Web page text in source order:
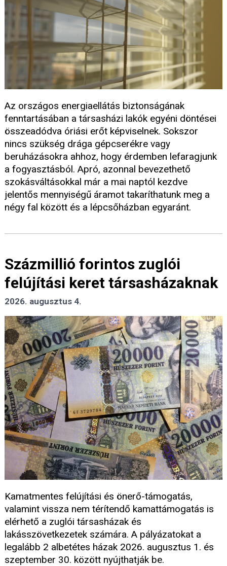
Az országos energiaellátás biztonságának
fenntartásában a társasházi lakók egyéni döntései
összeadódva óriási erőt képviselnek. Sokszor
nincs szükség drága gépcserékre vagy
beruházásokra ahhoz, hogy érdemben lefaragjunk
a fogyasztásból. Apró, azonnal bevezethető
szokásváltásokkal már a mai naptól kezdve
jelentős mennyiségű áramot takaríthatunk meg a
négy fal között és a lépcsőházban egyaránt.
Százmillió forintos zuglói
felújítási keret társasházaknak
2026. augusztus 4.
Kamatmentes felújítási és önerő-támogatás,
valamint vissza nem térítendő kamattámogatás is
elérhető a zuglói társasházak és
lakásszövetkezetek számára. A pályázatokat a
legalább 2 albetétes házak 2026. augusztus 1. és
szeptember 30. között nyújthatják be.